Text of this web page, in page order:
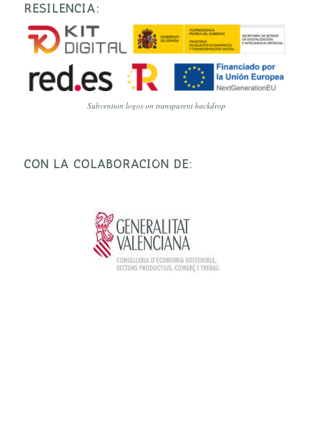
RESILENCIA:
Subvention logos on transparent backdrop
CON LA COLABORACIÓN DE: